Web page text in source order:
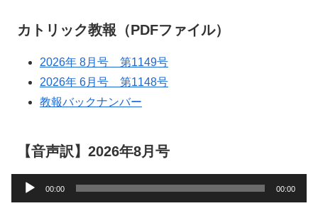
カトリック教報（PDFファイル）
2026年 8月号 第1149号
2026年 6月号 第1148号
教報バックナンバー
【音声訳】2026年8月号
声
00:00 00:00